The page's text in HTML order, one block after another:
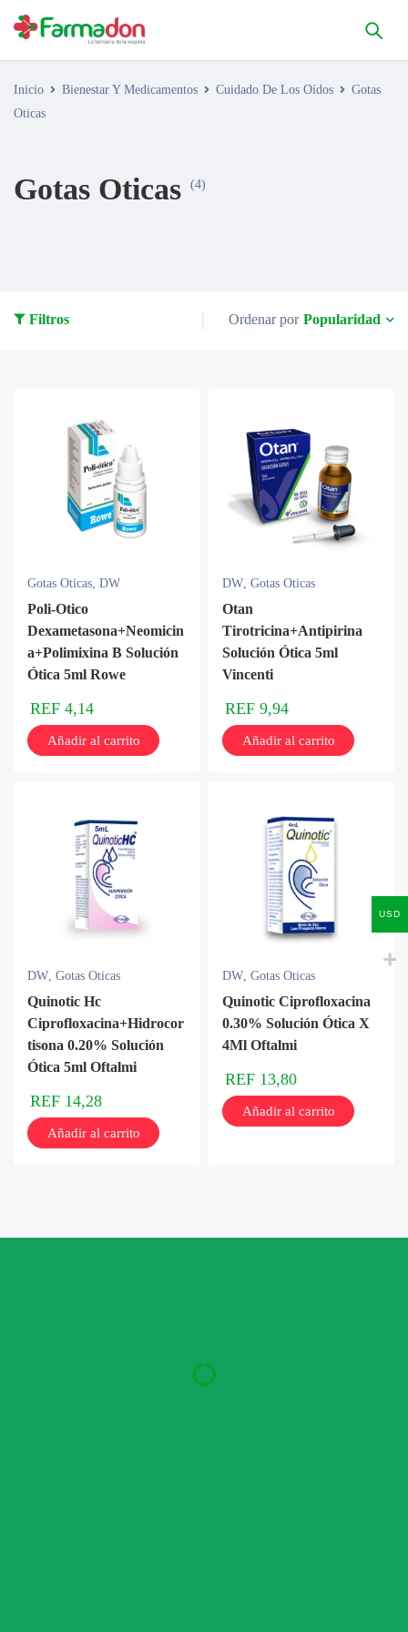
Inicio Bienestar Y Medicamentos Cuidado De Los Oídos
Gotas
Oticas
Gotas Oticas (4)
Filtros Ordenar por Popularidad
Gotas Oticas, DW
Poli-Otico
Dexametasona+Neomicin
a+Polimixina B Solución
Ótica 5ml Rowe
REF 4,14
Añadir al carrito
DW, Gotas Oticas
Otan
Tirotricina+Antipirina
Solución Ótica 5ml
Vincenti
REF 9,94
Añadir al carrito
DW, Gotas Oticas
Quinotic Hc
Ciprofloxacina+Hidrocor
tisona 0.20% Solución
Ótica 5ml Oftalmi
REF 14,28
Añadir al carrito
DW, Gotas Oticas
Quinotic Ciprofloxacina
0.30% Solución Ótica X
4Ml Oftalmi
REF 13,80
Añadir al carrito
USD